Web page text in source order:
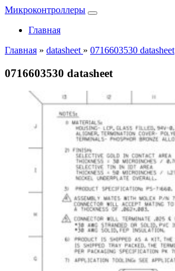
Микроконтроллеры
Главная
Главная » datasheet » 0716603530 datasheet
0716603530 datasheet